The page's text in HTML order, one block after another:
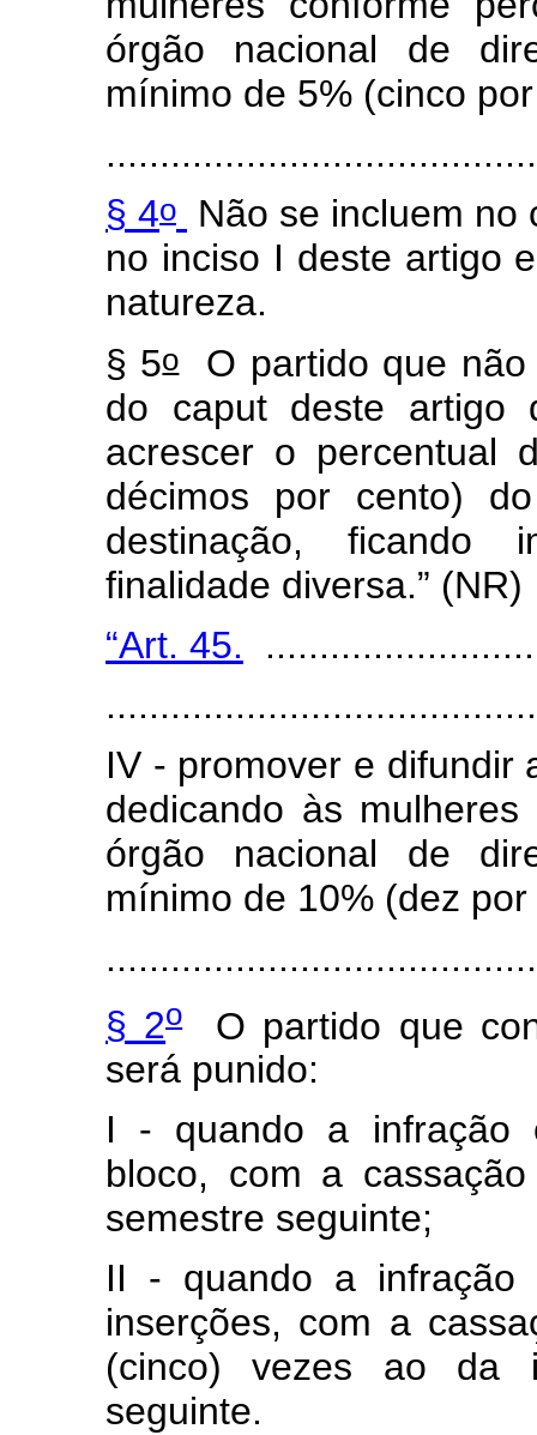
órgão nacional de
mínimo de 5% (cinco
§ 4o
Não se incluem no
no inciso I deste artigo
natureza.
§ 5oO partido que não
do caputdeste artigo
acrescer o percentual
décimos por cento)
destinação, ficando
finalidade diversa.” (NR)
“Art. 45.
IV - promover e difundir
dedicando às
órgão nacional de
mínimo de 10% (dez
§ 2oO partido que
será punido:
I - quando a infração
bloco, com a
semestre seguinte;
II - quando a infração
inserções, com a
(cinco) vezes ao da
seguinte.